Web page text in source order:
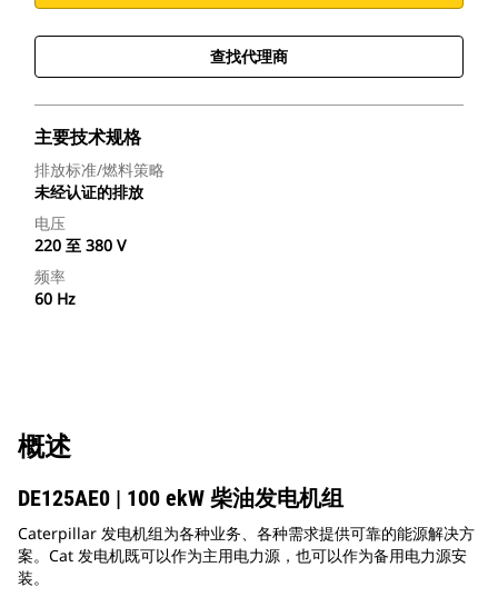
查找代理商
主要技术规格
排放标准/燃料策略
未经认证的排放
电压
220 至 380 V
频率
60 Hz
概述
DE125AE0 | 100 ekW 柴油发电机组
Caterpillar 发电机组为各种业务、各种需求提供可靠的能源解决方
案。Cat 发电机既可以作为主用电力源，也可以作为备用电力源安
装。